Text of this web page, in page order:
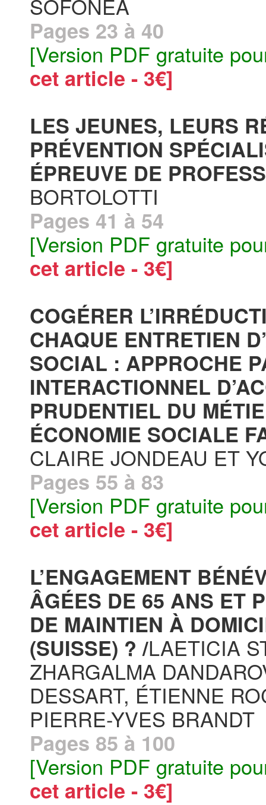
SOFONÉA
Pages 23 à 40
[Version PDF gratuite
cet article - 3€]
LES JEUNES, LEURS
PRÉVENTION
ÉPREUVE DE
BORTOLOTTI
Pages 41 à 54
[Version PDF gratuite
cet article - 3€]
COGÉRER
CHAQUE ENTRETIEN
SOCIAL : APPROCHE
INTERACTIONNEL
PRUDENTIEL DU
ÉCONOMIE SOCIALE
CLAIRE JONDEAU ET
Pages 55 à 83
[Version PDF gratuite
cet article - 3€]
L’ENGAGEMENT
ÂGÉES DE 65 ANS ET
DE MAINTIEN À
(SUISSE) ? /LAETICIA
ZHARGALMA
DESSART, ÉTIENNE
PIERRE-YVES BRANDT
Pages 85 à 100
[Version PDF gratuite
cet article - 3€]